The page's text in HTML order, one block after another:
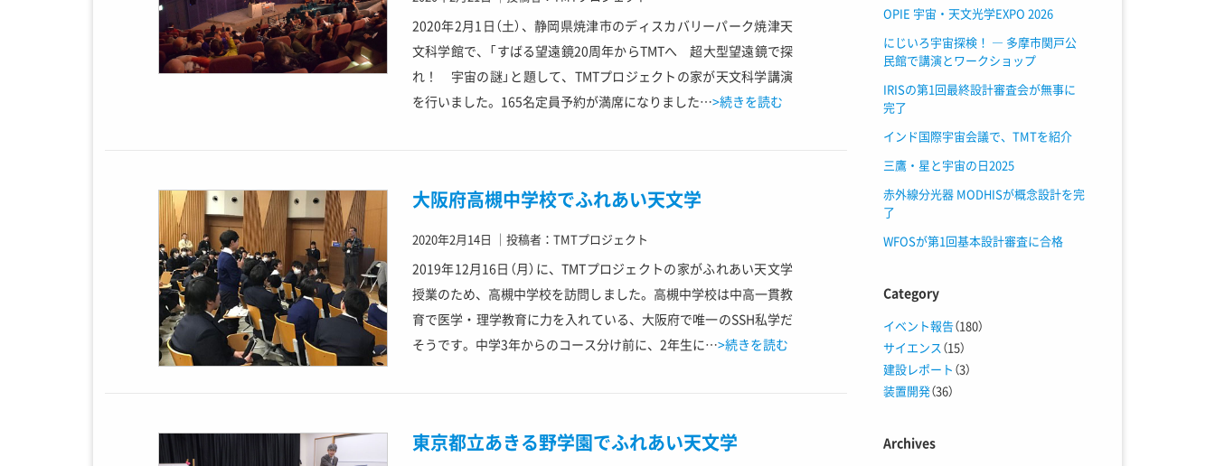
2020年2月1日（土）、静岡県焼津市のディスカバリーパーク焼津天
文科学館で、「すばる望遠鏡20周年からTMTへ 超大型望遠鏡で探
れ！ 宇宙の謎」と題して、TMTプロジェクトの家が天文科学講演
を行いました。165名定員予約が満席になりました…>続きを読む
大阪府高槻中学校でふれあい天文学
2020年2月14日 ｜ 投稿者：TMTプロジェクト
2019年12月16日（月）に、TMTプロジェクトの家がふれあい天文学
授業のため、高槻中学校を訪問しました。高槻中学校は中高一貫教
育で医学・理学教育に力を入れている、大阪府で唯一のSSH私学だ
そうです。中学3年からのコース分け前に、2年生に…>続きを読む
東京都立あきる野学園でふれあい天文学
OPIE 宇宙・天文光学EXPO 2026
にじいろ宇宙探検！ ― 多摩市関戸公
民館で講演とワークショップ
IRISの第1回最終設計審査会が無事に
完了
インド国際宇宙会議で、TMTを紹介
三鷹・星と宇宙の日2025
赤外線分光器 MODHISが概念設計を完
了
WFOSが第1回基本設計審査に合格
Category
イベント報告（180）
サイエンス （15）
建設レポート （3）
装置開発（36）
Archives